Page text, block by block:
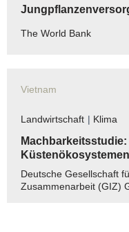
The World Bank
Vietnam
Landwirtschaft | Klima
Küstenökosystemen
Deutsche Gesellschaft
Zusammenarbeit (GIZ)